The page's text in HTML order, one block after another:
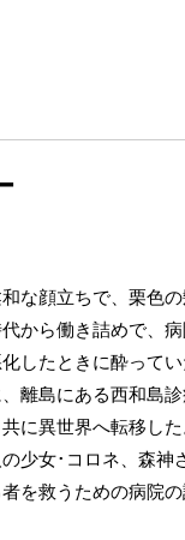
な顔立ちで、栗色
から働き詰めで、
したときに酔って
離島にある西和島
に異世界へ転移し
少女･コロネ、森神
を救うための病院